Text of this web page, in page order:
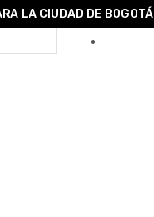
LA CIUDAD DE BOGOTÁ
Carrito 0